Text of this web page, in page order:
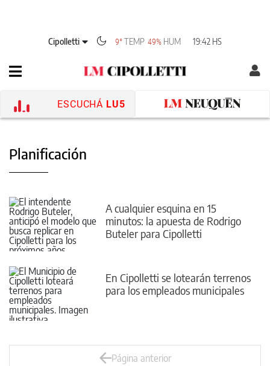
Cipolletti 9°TEMP 49% HUM 19:42 HS
ESCUCHÁ LU5
Planificación
A cualquier esquina en 15
minutos: la apuesta de Rodrigo
Buteler para Cipolletti
En Cipolletti se lotearán terrenos
para los empleados municipales
Página anterior